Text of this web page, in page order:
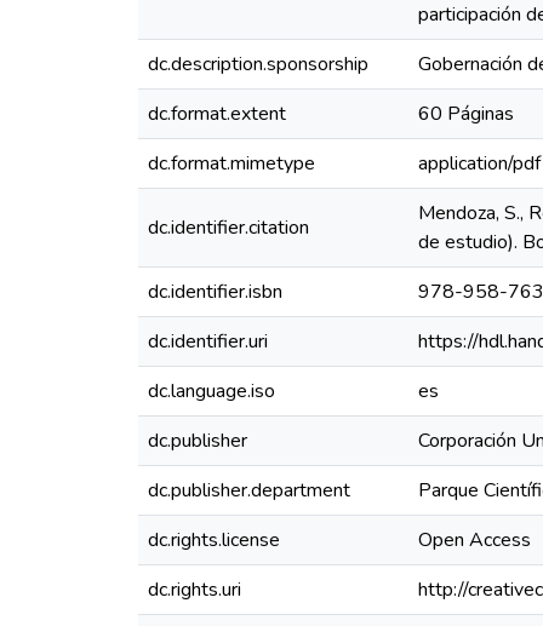
participación
dc.description.sponsorship
Gobernación
dc.format.extent
60 Páginas
dc.format.mimetype
application/pdf
dc.identifier.citation
Mendoza, S.,
de estudio).
dc.identifier.isbn
978-958-
dc.identifier.uri
https://
dc.language.iso
es
dc.publisher
Corporación
dc.publisher.department
Parque
dc.rights.license
Open Access
dc.rights.uri
http://